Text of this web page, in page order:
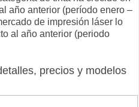
año anterior (período enero –
de impresión láser lo
al año anterior (periodo
precios y modelos